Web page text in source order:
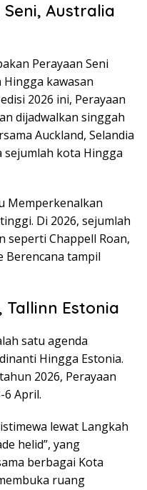
Australia
Perayaan Seni
kawasan
2026 ini, Perayaan
dijadwalkan singgah
Auckland, Selandia
kota Hingga
Memperkenalkan
Di 2026, sejumlah
seperti Chappell Roan,
Berencana tampil
Tallinn Estonia
satu agenda
Hingga Estonia.
2026, Perayaan
6 April.
lewat Langkah
helid”, yang
berbagai Kota
ruang